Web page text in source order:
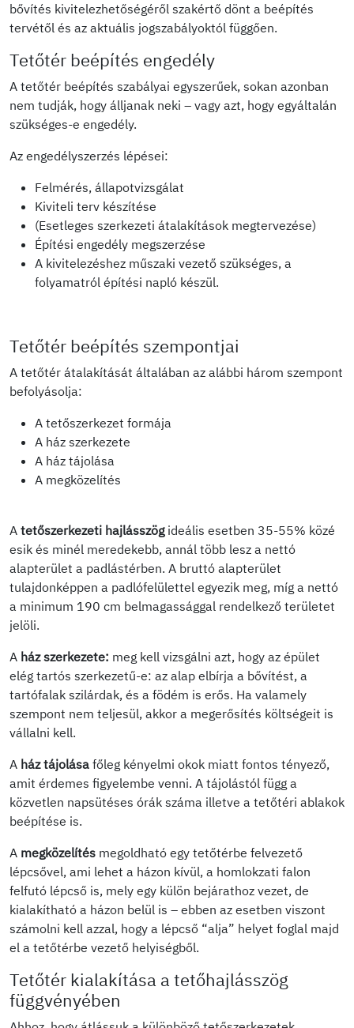
bővítés kivitelezhetőségéről szakértő dönt a beépítés
tervétől és az aktuális jogszabályoktól függően.
Tetőtér beépítés engedély
A tetőtér beépítés szabályai egyszerűek, sokan azonban
nem tudják, hogy álljanak neki – vagy azt, hogy egyáltalán
szükséges-e engedély.
Az engedélyszerzés lépései:
Felmérés, állapotvizsgálat
Kiviteli terv készítése
(Esetleges szerkezeti átalakítások megtervezése)
Építési engedély megszerzése
A kivitelezéshez műszaki vezető szükséges, a
folyamatról építési napló készül.
Tetőtér beépítés szempontjai
A tetőtér átalakítását általában az alábbi három szempont
befolyásolja:
A tetőszerkezet formája
A ház szerkezete
A ház tájolása
A megközelítés
A tetőszerkezeti hajlásszögideális esetben 35-55% közé
esik és minél meredekebb, annál több lesz a nettó
alapterület a padlástérben. A bruttó alapterület
tulajdonképpen a padlófelülettel egyezik meg, míg a nettó
a minimum 190 cm belmagassággal rendelkező területet
jelöli.
A ház szerkezete: meg kell vizsgálni azt, hogy az épület
elég tartós szerkezetű-e: az alap elbírja a bővítést, a
tartófalak szilárdak, és a födém is erős. Ha valamely
szempont nem teljesül, akkor a megerősítés költségeit is
vállalni kell.
A ház tájolása főleg kényelmi okok miatt fontos tényező,
amit érdemes figyelembe venni. A tájolástól függ a
közvetlen napsütéses órák száma illetve a tetőtéri ablakok
beépítése is.
A megközelítés megoldható egy tetőtérbe felvezető
lépcsővel, ami lehet a házon kívül, a homlokzati falon
felfutó lépcső is, mely egy külön bejárathoz vezet, de
kialakítható a házon belül is – ebben az esetben viszont
számolni kell azzal, hogy a lépcső “alja” helyet foglal majd
el a tetőtérbe vezető helyiségből.
Tetőtér kialakítása a tetőhajlásszög
függvényében